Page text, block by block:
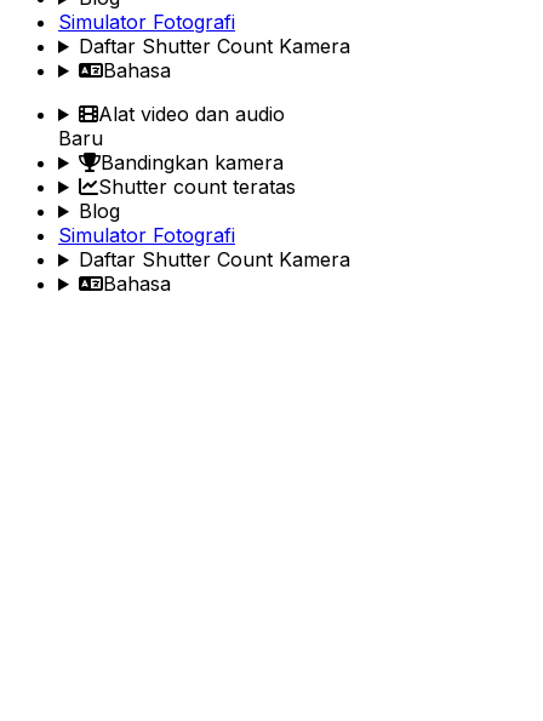
Simulator Fotografi
Daftar Shutter Count Kamera
Bahasa
Alat video dan audio
Baru
Bandingkan kamera
Shutter count teratas
Blog
Simulator Fotografi
Daftar Shutter Count Kamera
Bahasa